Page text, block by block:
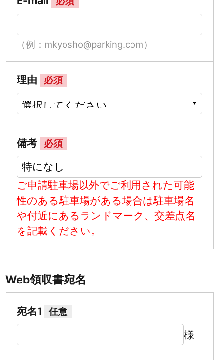
（例：mkyosho@parking.com）
理由 必須
備考 必須
ご申請駐車場以外でご利用された可能
性のある駐車場がある場合は駐車場名
や付近にあるランドマーク、交差点名
を記載ください。
Web領収書宛名
宛名1 任意
様